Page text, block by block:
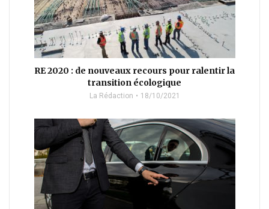
RE 2020 : de nouveaux recours pour ralentir la
transition écologique
La Rédaction 18/10/2021